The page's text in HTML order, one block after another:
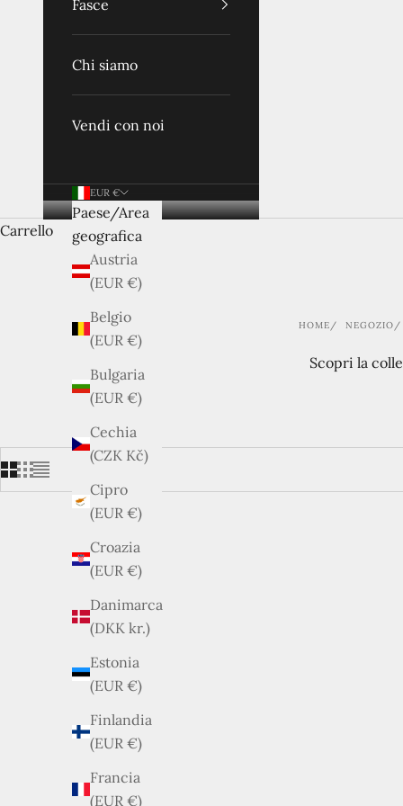
Fasce
Chi siamo
Vendi con noi
EUR €
Paese/Area
geografica
Austria
(EUR €)
Belgio
(EUR €)
Bulgaria
(EUR €)
Cechia
(CZK Kč)
Cipro
(EUR €)
Croazia
(EUR €)
Danimarca
(DKK kr.)
Estonia
(EUR €)
Finlandia
(EUR €)
Francia
(EUR €)
Carrello
HOME NEGOZIO
Scopri la
ESAURITO